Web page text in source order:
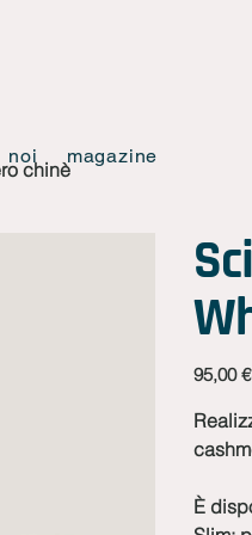
noi magazine
chinè
Prezzo
95,00 €
È